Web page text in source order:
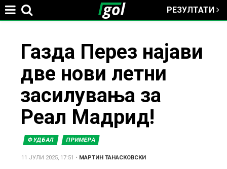
РЕЗУЛТАТИ
here
Газда Перез најави
две нови летни
засилувања за
Реал Мадрид!
ФУДБАЛ ПРИМЕРА
11 ЈУЛИ 2025, 17:51 • МАРТИН ТАНАСКОВСКИ